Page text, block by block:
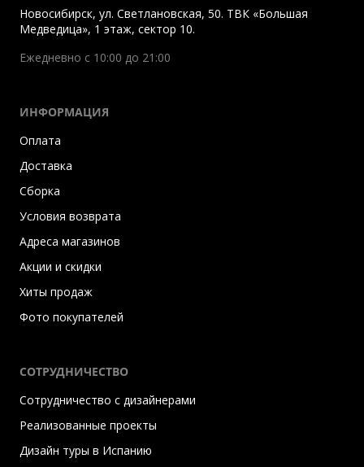
Новосибирск, ул. Светлановская, 50. ТВК «Большая
Медведица», 1 этаж, сектор 10.
Ежедневно с 10:00 до 21:00
ИНФОРМАЦИЯ
Оплата
Доставка
Сборка
Условия возврата
Адреса магазинов
Акции и скидки
Хиты продаж
Фото покупателей
СОТРУДНИЧЕСТВО
Сотрудничество с дизайнерами
Реализованные проекты
Дизайн туры в Испанию